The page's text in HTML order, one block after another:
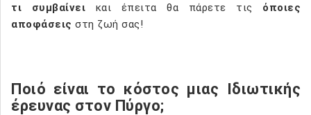
τι συμβαίνει και έπειτα θα πάρετε τις όποιες
αποφάσεις στη ζωή σας!
Ποιό είναι το κόστος μιας Ιδιωτικής
έρευνας στον Πύργο;